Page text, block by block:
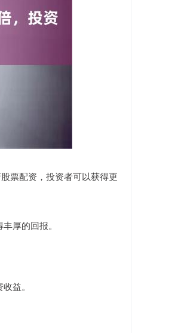
票配资，投资者可以获得更
厚的回报。
益。